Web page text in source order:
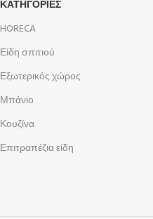
ΚΑΤΗΓΟΡΙΕΣ
HORECA
Είδη σπιτιού
Εξωτερικός χώρος
Μπάνιο
Κουζίνα
Επιτραπέζια είδη